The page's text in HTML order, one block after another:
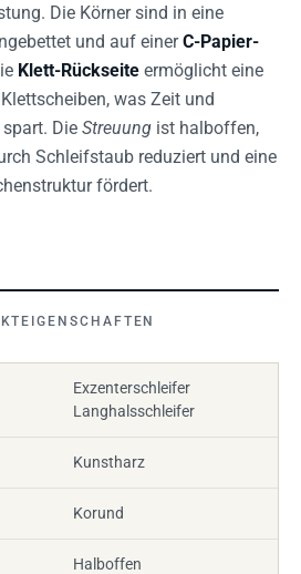
Die Körner sind in eine
und auf einerC-Papier-
Klett-Rückseite ermöglicht eine
was Zeit und
Die Streuung ist halboffen,
Schleifstaub reduziert und eine
fördert.
Exzenterschleifer
Langhalsschleifer
Kunstharz
Korund
Halboffen